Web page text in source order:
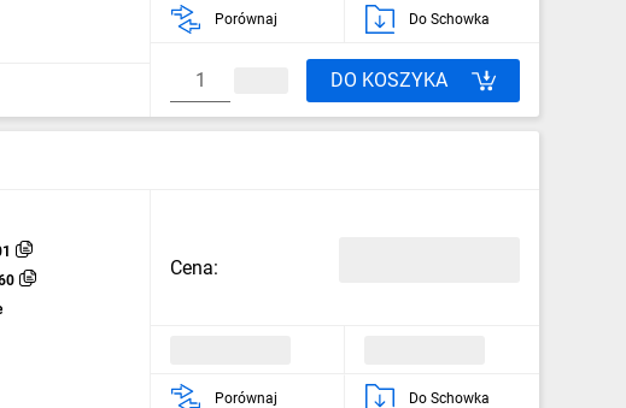
Porównaj Do Schowka
DO KOSZYKA
Cena:
Porównaj Do Schowka